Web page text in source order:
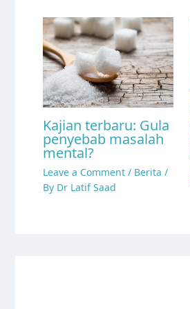
Kajian terbaru: Gula
penyebab masalah
mental?
Leave a Comment / Berita /
By Dr Latif Saad